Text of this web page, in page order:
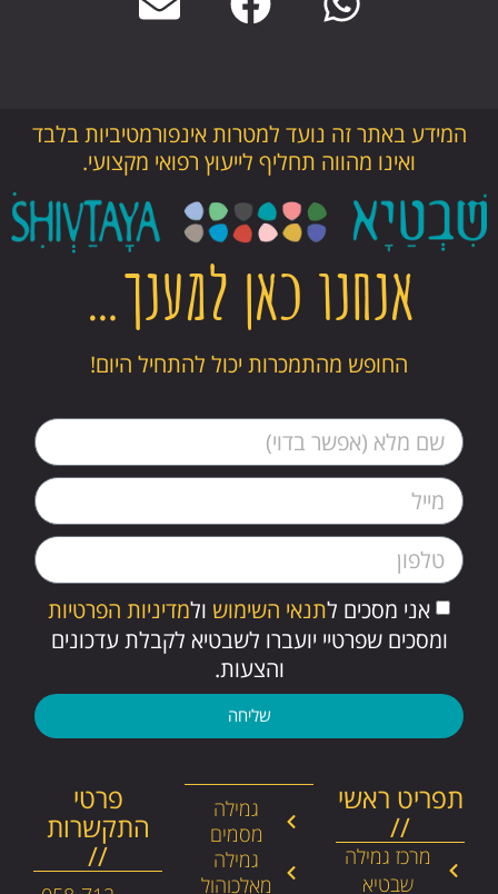
המידע באתר זה נועד למטרות אינפורמטיביות בלבד
ואינו מהווה תחליף לייעוץ רפואי מקצועי.
אנחנו כאן למענך…
החופש מהתמכרות יכול להתחיל היום!
אני מסכים לתנאי השימוש ולמדיניות הפרטיות
ומסכים שפרטיי יועברו לשבטיא לקבלת עדכונים
והצעות.
שליחה
תפריט ראשי
//
מרכז גמילה
שבטיא
גמילה
מסמים
גמילה
מאלכוהול
פרטי
התקשרות
//